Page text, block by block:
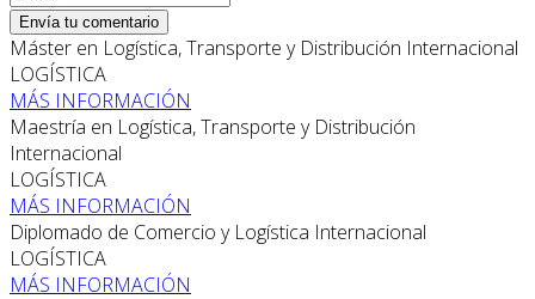
Envía tu comentario
Máster en Logística, Transporte y Distribución Internacional
LOGÍSTICA
MÁS INFORMACIÓN
Maestría en Logística, Transporte y Distribución
Internacional
LOGÍSTICA
MÁS INFORMACIÓN
Diplomado de Comercio y Logística Internacional
LOGÍSTICA
MÁS INFORMACIÓN